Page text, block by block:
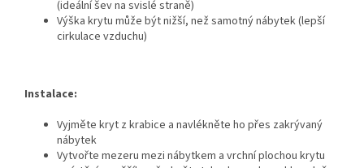
(ideální šev na svislé straně)
Výška krytu může být nižší, než samotný nábytek (lepší
cirkulace vzduchu)
Instalace:
Vyjměte kryt z krabice a navlékněte ho přes zakrývaný
nábytek
Vytvořte mezeru mezi nábytkem a vrchní plochou krytu